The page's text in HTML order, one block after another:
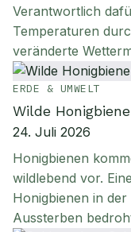
Verantwortlich
Temperaturen
veränderte
ERDE & UMWELT
Wilde
24. Juli 2026
Honigbienen
wildlebend vor.
Honigbienen in
Aussterben